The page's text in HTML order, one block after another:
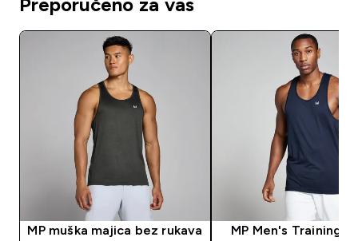
MP muška majica bez rukava
MP Men's Training